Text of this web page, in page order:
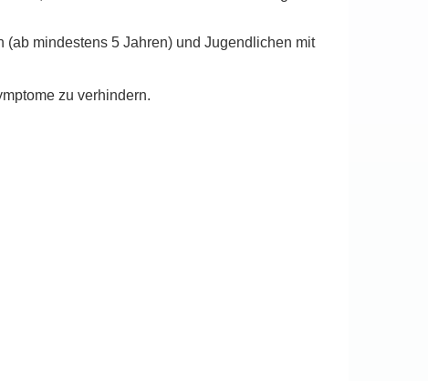
mindestens 5 Jahren) und Jugendlichen mit
zu verhindern.